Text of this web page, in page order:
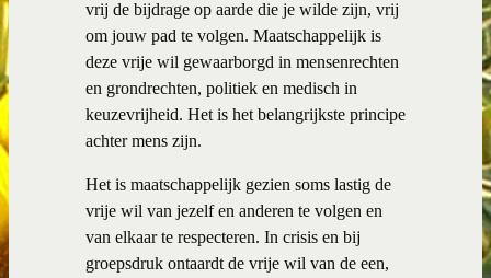
vrij de bijdrage op aarde die je wilde zijn, vrij
om jouw pad te volgen. Maatschappelijk is
deze vrije wil gewaarborgd in mensenrechten
en grondrechten, politiek en medisch in
keuzevrijheid. Het is het belangrijkste principe
achter mens zijn.
Het is maatschappelijk gezien soms lastig de
vrije wil van jezelf en anderen te volgen en
van elkaar te respecteren. In crisis en bij
groepsdruk ontaardt de vrije wil van de een,